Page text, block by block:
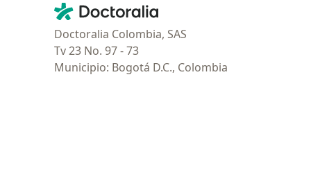
Contacto
Doctoralia - Página de inicio
Doctoralia Colombia, SAS
Tv 23 No. 97 - 73
Municipio: Bogotá D.C., Colombia